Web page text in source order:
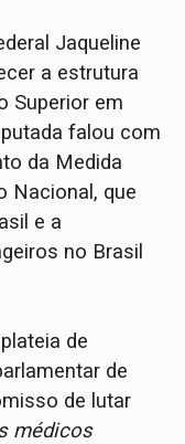
Jaqueline
a estrutura
Superior em
falou com
da Medida
Nacional, que
e a
no Brasil
de
de
de lutar
médicos